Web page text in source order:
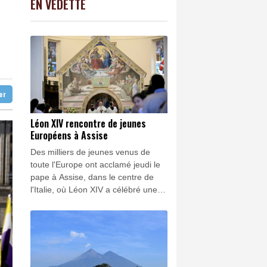
Japon, selon l'armée sud-coréenne
à la prison à perpétuité
"envahisseurs" venant vivre sur l'île
ans de défier le temps
-0.41%
2.08% 4302.47 €
EN VEDETTE
Léon XIV rencontre de jeunes
Européens à Assise
Des milliers de jeunes venus de
toute l'Europe ont acclamé jeudi le
pape à Assise, dans le centre de
l'Italie, où Léon XIV a célébré une
commémorations du 800e
François.